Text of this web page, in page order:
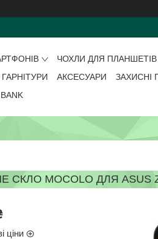
ЧОХЛИ ДЛЯ ПЛАНШЕТІВ
АКСЕСУАРИ
ЗАХИСНІ
СКЛО MOCOLO ДЛЯ ASUS
ціни